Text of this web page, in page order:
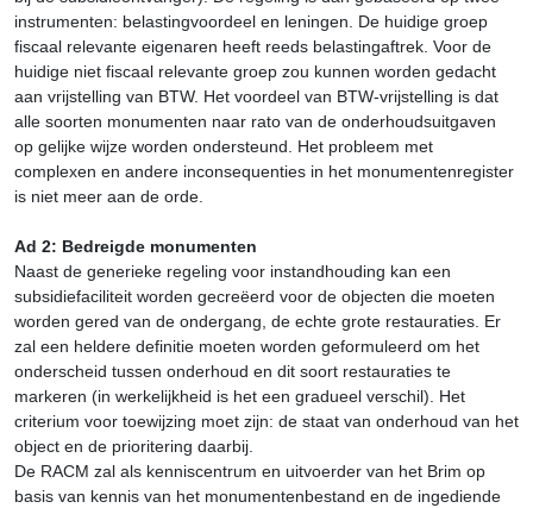
instrumenten: belastingvoordeel en leningen. De huidige groep
fiscaal relevante eigenaren heeft reeds belastingaftrek. Voor de
huidige niet fiscaal relevante groep zou kunnen worden gedacht
aan vrijstelling van BTW. Het voordeel van BTW-vrijstelling is dat
alle soorten monumenten naar rato van de onderhoudsuitgaven
op gelijke wijze worden ondersteund. Het probleem met
complexen en andere inconsequenties in het monumentenregister
is niet meer aan de orde.
Ad 2: Bedreigde monumenten
Naast de generieke regeling voor instandhouding kan een
subsidiefaciliteit worden gecreëerd voor de objecten die moeten
worden gered van de ondergang, de echte grote restauraties. Er
zal een heldere definitie moeten worden geformuleerd om het
onderscheid tussen onderhoud en dit soort restauraties te
markeren (in werkelijkheid is het een gradueel verschil). Het
criterium voor toewijzing moet zijn: de staat van onderhoud van het
object en de prioritering daarbij.
De RACM zal als kenniscentrum en uitvoerder van het Brim op
basis van kennis van het monumentenbestand en de ingediende